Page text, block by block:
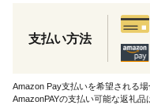
支払い方法
Amazon Pay支払いを希望される
AmazonPAYの支払い可能な返礼